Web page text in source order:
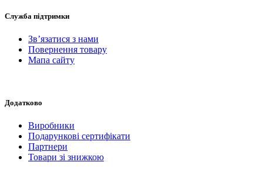
Служба підтримки
Зв’язатися з нами
Повернення товару
Мапа сайту
Додатково
Виробники
Подарункові сертифікати
Партнери
Товари зі знижкою